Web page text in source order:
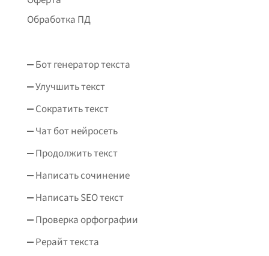
Обработка ПД
Бот генератор текста
Улучшить текст
Сократить текст
Чат бот нейросеть
Продолжить текст
Написать сочинение
Написать SEO текст
Проверка орфографии
Рерайт текста